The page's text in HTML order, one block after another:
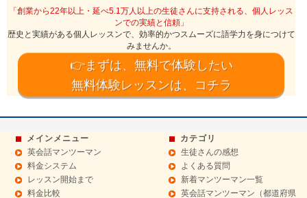
「創業から22年以上・延べ5.1万人以上の生徒さんに支持される、個人レッス
ンでの実績と信頼」
歴史と実績がある個人レッスンで、効率的かつスムーズに語学力を身につけて
みませんか。
👉まずは、無料で体験したい
無料体験レッスンは、コチラ
メインメニュー
英会話マンツーマン
料金システム
レッスン開始まで
料金比較
カテゴリ
生徒さんの感想
よくある質問
新着マンツーマン一覧
英会話マンツーマン（都道府県